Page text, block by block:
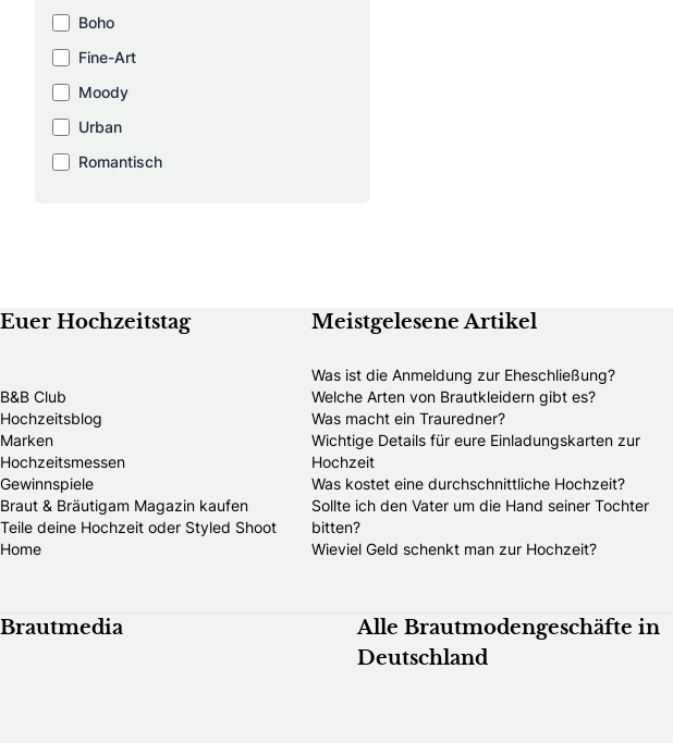
Boho
Fine-Art
Moody
Urban
Romantisch
Euer Hochzeitstag
B&B Club
Hochzeitsblog
Marken
Hochzeitsmessen
Gewinnspiele
Braut & Bräutigam Magazin kaufen
Teile deine Hochzeit oder Styled Shoot
Home
Meistgelesene Artikel
Was ist die Anmeldung zur Eheschließung?
Welche Arten von Brautkleidern gibt es?
Was macht ein Trauredner?
Wichtige Details für eure Einladungskarten zur
Hochzeit
Was kostet eine durchschnittliche Hochzeit?
Sollte ich den Vater um die Hand seiner Tochter
bitten?
Wieviel Geld schenkt man zur Hochzeit?
Brautmedia
Alle Brautmodengeschäfte in
Deutschland